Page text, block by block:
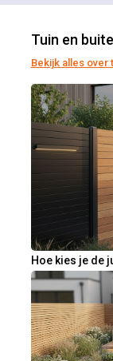
Tuin en
Bekijk alles over
Hoe kies je de